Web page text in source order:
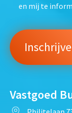
en mij te
Vastgoed